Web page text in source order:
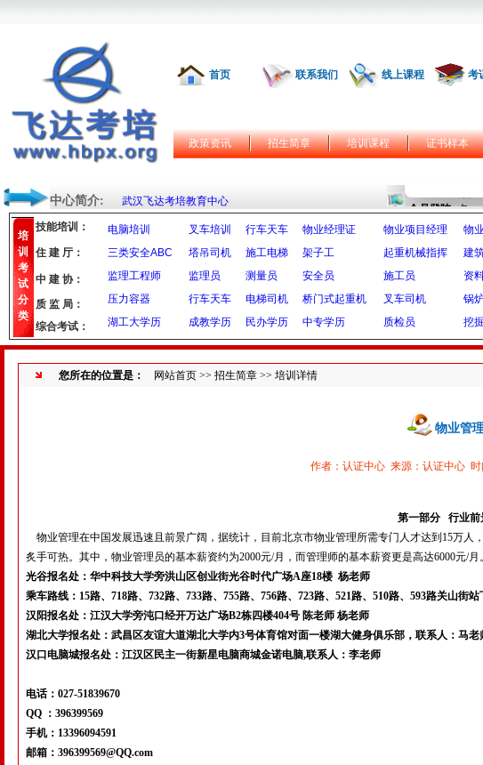
首页 联系我们 线上课程 考
政策资讯 招生简章 培训课程 证书样本
中心简介: 武汉飞达考培教育中心
培
训
考
试
分
类
技能培训： 电脑培训 叉车培训 行车天车 物业经理证 物业项目经理 物
三类安全ABC
塔吊司机 施工电梯 架子工 起重机械指挥 建
监理工程师
监理员 测量员 安全员 施工员 资
压力容器
行车天车 电梯司机 桥门式起重机 叉车司机 锅
湖工大学历
成教学历 民办学历 中专学历 质检员 挖
住 建 厅：
中 建 协：
质 监 局：
综合考试：
您所在的位置是： 网站首页 >> 招生简章 >> 培训详情
物业管
作者：认证中心 来源：认证中心 时
第一部分
行业前
物业管理在中国发展迅速且前景广阔，据统计，目前北京市物业管理所需专门人才达到 15万人
炙手可热。其中，物业管理员的基本薪资约为2000元/月，而管理师的基本薪资更是高达6000元/月。
光谷报名处：华中科技大学旁洪山区创业街光谷时代广场A座18楼 杨老师
乘车路线：15路、718路、732路、733路、755路、756路、723路、521路、510路、593路关山街
汉阳报名处：江汉大学旁沌口经开万达广场B2栋四楼404号 陈老师 杨老师
湖北大学报名处：武昌区友谊大道湖北大学内3号体育馆对面一楼湖大健身俱乐部，联系人：马老
汉口电脑城报名处：江汉区民主一街新星电脑商城金诺电脑,联系人：李老师
电话：027-51839670
QQ ：396399569
手机：13396094591
邮箱：396399569@QQ.com